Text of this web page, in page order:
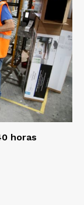
horas